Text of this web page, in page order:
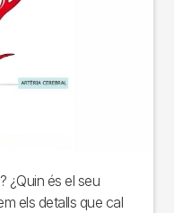
¿Quin és el seu
els detalls que cal